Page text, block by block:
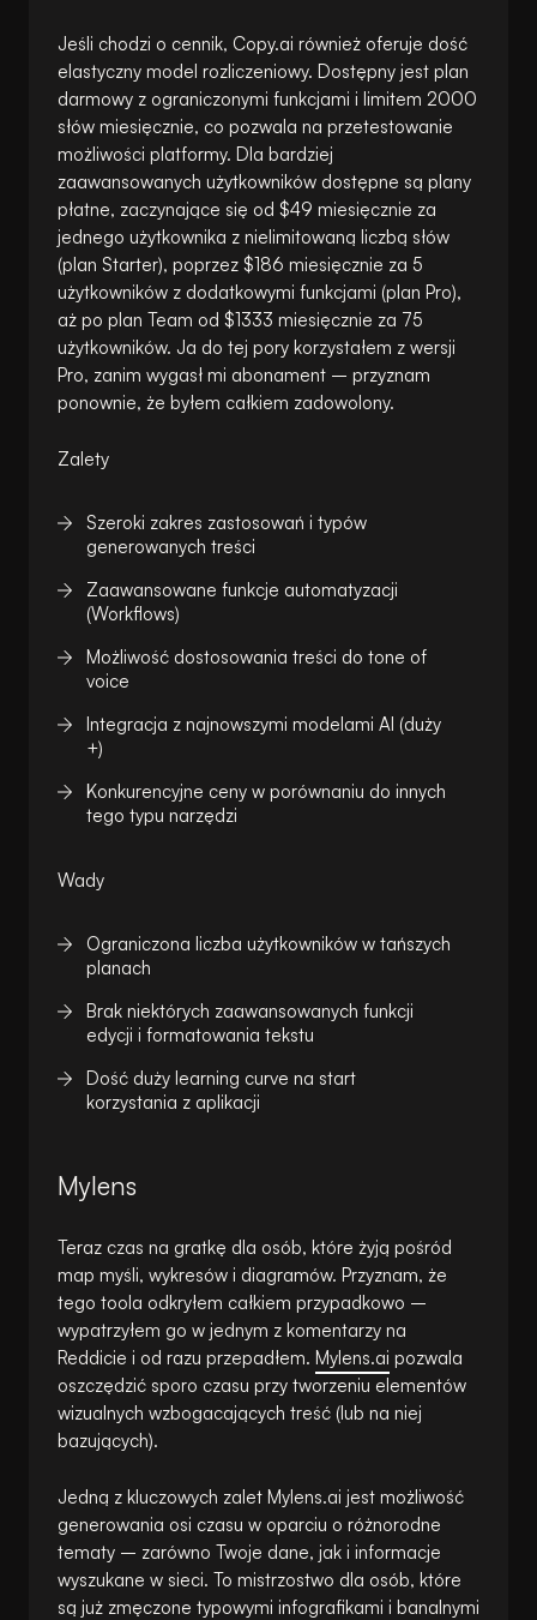
Jeśli chodzi o cennik, Copy.ai również oferuje dość
elastyczny model rozliczeniowy. Dostępny jest plan
darmowy z ograniczonymi funkcjami i limitem 2000
słów miesięcznie, co pozwala na przetestowanie
możliwości platformy. Dla bardziej
zaawansowanych użytkowników dostępne są plany
płatne, zaczynające się od $49 miesięcznie za
jednego użytkownika z nielimitowaną liczbą słów
(plan Starter), poprzez $186 miesięcznie za 5
użytkowników z dodatkowymi funkcjami (plan Pro),
aż po plan Team od $1333 miesięcznie za 75
użytkowników. Ja do tej pory korzystałem z wersji
Pro, zanim wygasł mi abonament – przyznam
ponownie, że byłem całkiem zadowolony.
Zalety
Szeroki zakres zastosowań i typów
generowanych treści
Zaawansowane funkcje automatyzacji
(Workflows)
Możliwość dostosowania treści do tone of
voice
Integracja z najnowszymi modelami AI (duży
+)
Konkurencyjne ceny w porównaniu do innych
tego typu narzędzi
Wady
Ograniczona liczba użytkowników w tańszych
planach
Brak niektórych zaawansowanych funkcji
edycji i formatowania tekstu
Dość duży learning curve na start
korzystania z aplikacji
Mylens
Teraz czas na gratkę dla osób, które żyją pośród
map myśli, wykresów i diagramów. Przyznam, że
tego toola odkryłem całkiem przypadkowo –
wypatrzyłem go w jednym z komentarzy na
Reddicie i od razu przepadłem. Mylens.ai pozwala
oszczędzić sporo czasu przy tworzeniu elementów
wizualnych wzbogacających treść (lub na niej
bazujących).
Jedną z kluczowych zalet Mylens.ai jest możliwość
generowania osi czasu w oparciu o różnorodne
tematy – zarówno Twoje dane, jak i informacje
wyszukane w sieci. To mistrzostwo dla osób, które
są już zmęczone typowymi infografikami i banalnymi